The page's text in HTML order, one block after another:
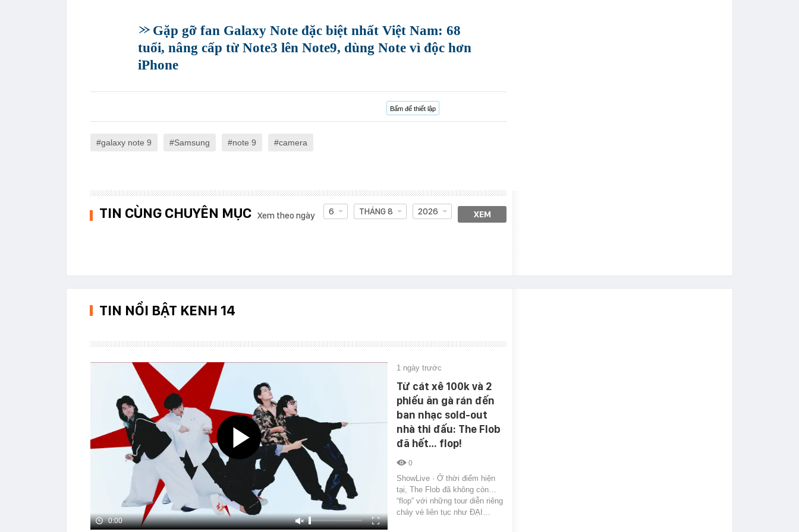
Gặp gỡ fan Galaxy Note đặc biệt nhất Việt Nam: 68
tuổi, nâng cấp từ Note3 lên Note9, dùng Note vì độc hơn
iPhone
Bấm để thiết lập
galaxy note 9 Samsung note 9 camera
TIN CÙNG CHUYÊN MỤC Xem theo ngày 6 THÁNG 8 2026 XEM
TIN NỔI BẬT KENH 14
0:00
1 ngày trước
Từ cát xê 100k và 2
phiếu ăn gà rán đến
ban nhạc sold-out
nhà thi đấu: The Flob
đã hết… flop!
0
ShowLive · Ở thời điểm hiện
tại, The Flob đã không còn…
“flop” với những tour diễn riêng
cháy vé liên tục như ĐẠI…